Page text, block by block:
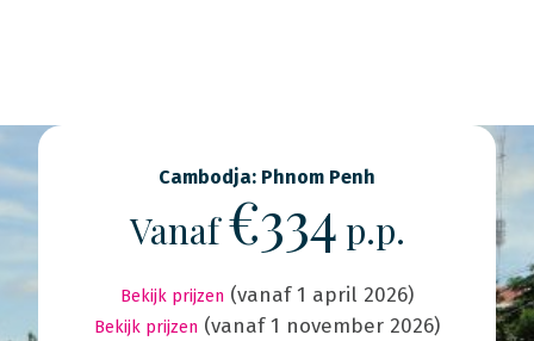
Cambodja: Phnom Penh
Vanaf€334 p.p.
Bekijk prijzen (vanaf 1 april 2026)
Bekijk prijzen (vanaf 1 november 2026)